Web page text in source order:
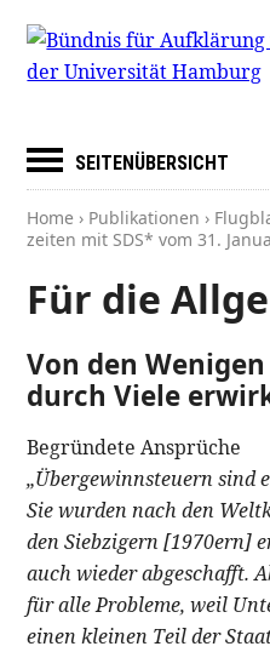
SEITENÜBERSICHT
Home › Publikationen ›
zeiten mit SDS* vom31.
Für die
Von den
durch Viele
Begründete Ansprüche
„Übergewinnsteuern sind
Sie wurden nach den
den Siebzigern [1970ern]
auch wieder abgeschafft.
für alle Probleme, weil
einen kleinen Teil der